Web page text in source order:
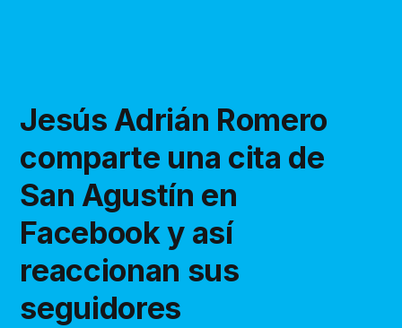
Jesús Adrián Romero
comparte una cita de
San Agustín en
Facebook y así
reaccionan sus
seguidores